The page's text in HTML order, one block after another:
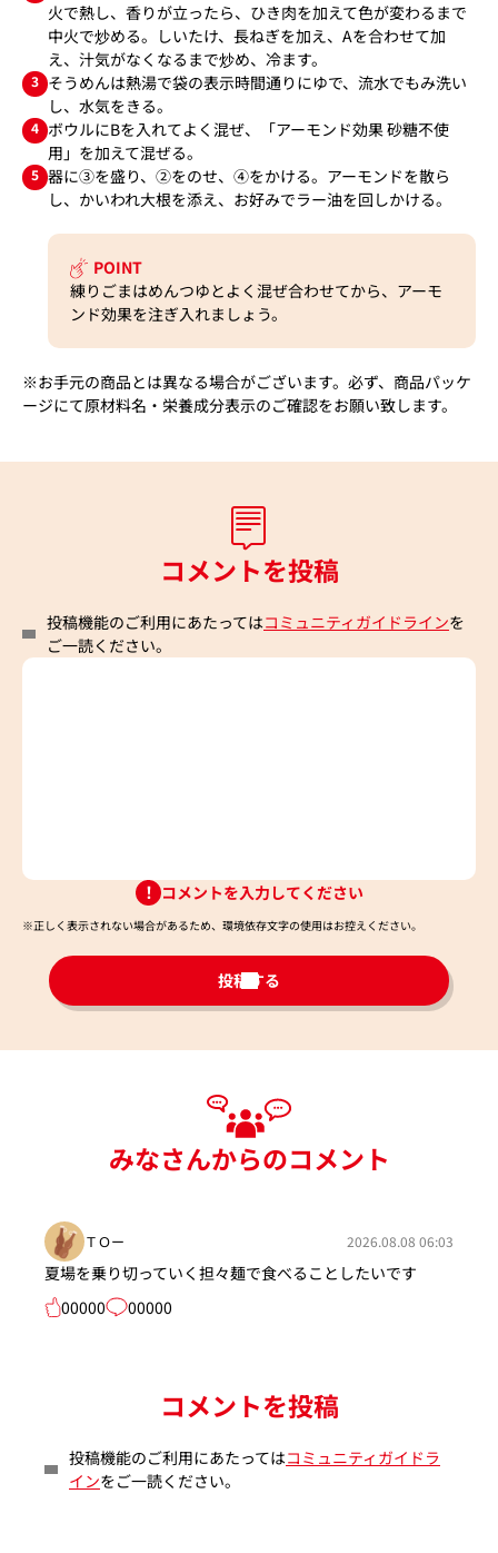
火で熱し、香りが立ったら、ひき肉を加えて色が変わるまで
中火で炒める。しいたけ、長ねぎを加え、Aを合わせて加
え、汁気がなくなるまで炒め、冷ます。
3 そうめんは熱湯で袋の表示時間通りにゆで、流水でもみ洗い
し、水気をきる。
4 ボウルにBを入れてよく混ぜ、「アーモンド効果 砂糖不使
用」を加えて混ぜる。
5 器に③を盛り、②をのせ、④をかける。アーモンドを散ら
し、かいわれ大根を添え、お好みでラー油を回しかける。
POINT
練りごまはめんつゆとよく混ぜ合わせてから、アーモ
ンド効果を注ぎ入れましょう。
※お手元の商品とは異なる場合がございます。必ず、商品パッケ
ージにて原材料名・栄養成分表示のご確認をお願い致します。
コメントを投稿
投稿機能のご利用にあたってはコミュニティガイドラインを
ご一読ください。
コメントを入力してください
※正しく表示されない場合があるため、環境依存文字の使用はお控えください。​
投稿する
みなさんからのコメント
ＴＯー 2026.08.08 06:03
夏場を乗り切っていく担々麺で食べることしたいです
00000
00000
コメントを投稿
投稿機能のご利用にあたってはコミュニティガイドラ
インをご一読ください。